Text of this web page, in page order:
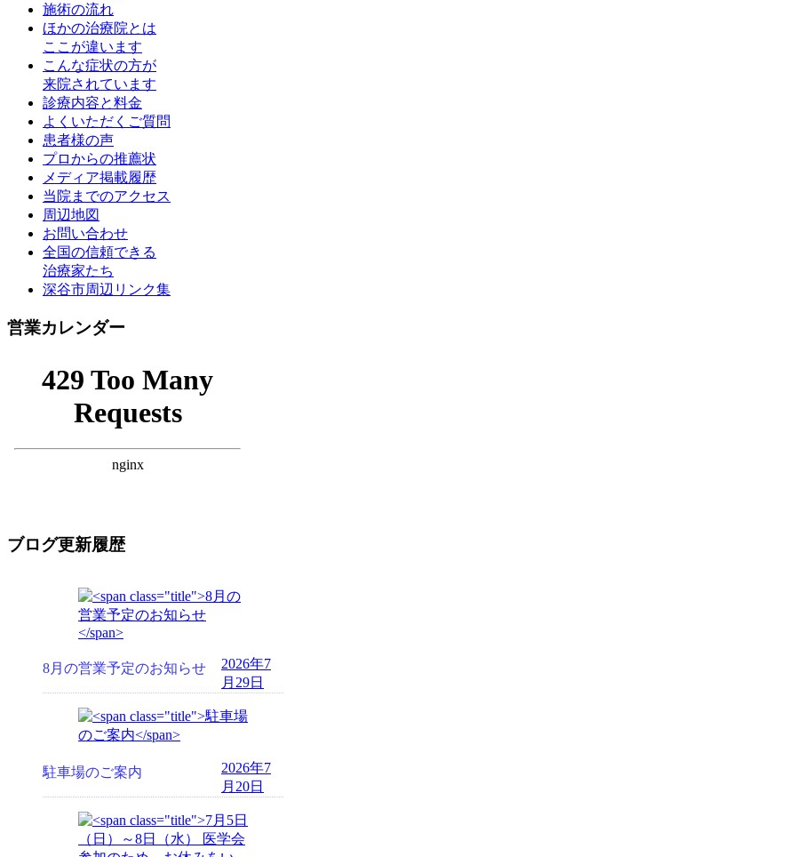
施術の流れ
ほかの治療院とは
ここが違います
こんな症状の方が
来院されています
診療内容と料金
よくいただくご質問
患者様の声
プロからの推薦状
メディア掲載履歴
当院までのアクセス
周辺地図
お問い合わせ
全国の信頼できる
治療家たち
深谷市周辺リンク集
営業カレンダー
ブログ更新履歴
8月の営業予定のお知らせ
2026年7
月29日
駐車場のご案内
2026年7
月20日